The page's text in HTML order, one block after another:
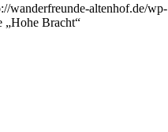
wanderfreunde-altenhof.de/wp-
„Hohe Bracht“